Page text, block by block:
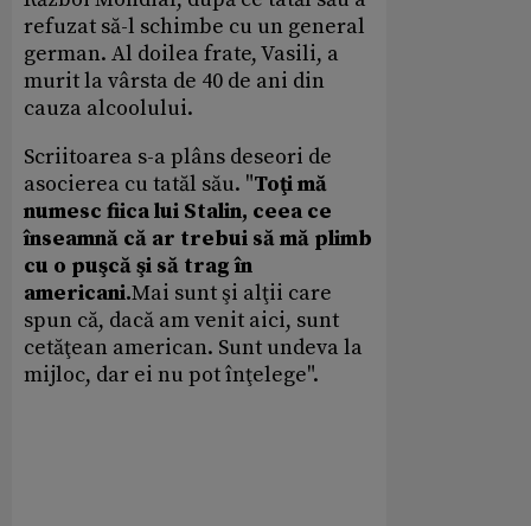
refuzat să-l schimbe cu un general
german. Al doilea frate, Vasili, a
murit la vârsta de 40 de ani din
cauza alcoolului.
Scriitoarea s-a plâns deseori de
asocierea cu tatăl său. "Toţi mă
numesc fiica lui Stalin, ceea ce
înseamnă că ar trebui să mă plimb
cu o puşcă şi să trag în
americani.Mai sunt şi alţii care
spun că, dacă am venit aici, sunt
cetăţean american. Sunt undeva la
mijloc, dar ei nu pot înţelege".